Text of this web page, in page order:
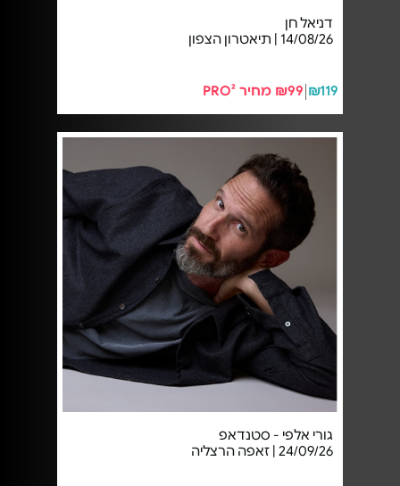
דניאל חן
14/08/26 | תיאטרון הצפון
₪119 ₪99 מחיר PRO²
גורי אלפי - סטנדאפ
24/09/26 | זאפה הרצליה